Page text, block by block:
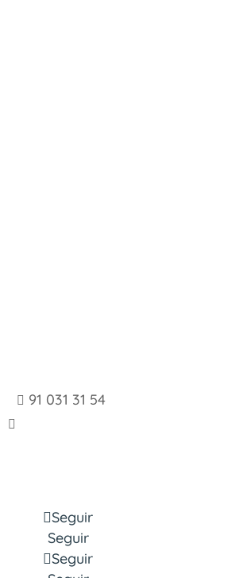
 91 031 31 54

Seguir
Seguir
Seguir